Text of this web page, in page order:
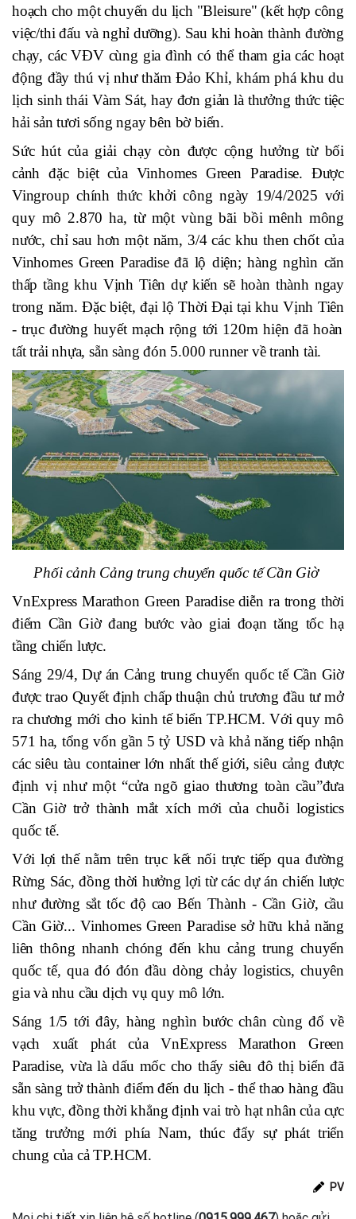
hoạch cho một chuyến du lịch "Bleisure" (kết hợp công
việc/thi đấu và nghỉ dưỡng). Sau khi hoàn thành đường
chạy, các VĐV cùng gia đình có thể tham gia các hoạt
động đầy thú vị như thăm Đảo Khỉ, khám phá khu du
lịch sinh thái Vàm Sát, hay đơn giản là thưởng thức tiệc
hải sản tươi sống ngay bên bờ biển.
Sức hút của giải chạy còn được cộng hưởng từ bối
cảnh đặc biệt của Vinhomes Green Paradise. Được
Vingroup chính thức khởi công ngày 19/4/2025 với
quy mô 2.870 ha, từ một vùng bãi bồi mênh mông
nước,chỉ sau hơn một năm, 3/4 các khu then chốt của
Vinhomes Green Paradise đã lộ diện;hàng nghìn căn
thấp tầng khu Vịnh Tiên dự kiến sẽ hoàn thành ngay
trong năm.Đặc biệt, đại lộ Thời Đại tại khu Vịnh Tiên
- trục đường huyết mạch rộng tới 120m hiện đã hoàn
tất trải nhựa,sẵn sàngđón 5.000 runner về tranh tài.
Phối cảnh Cảng trung chuyển quốc tế Cần Giờ
VnExpress Marathon Green Paradise diễn ra trong thời
điểm Cần Giờ đang bước vào giai đoạn tăng tốc hạ
tầng chiến lược.
Sáng 29/4, Dự án Cảng trung chuyển quốc tế Cần Giờ
được trao Quyết định chấp thuận chủ trương đầu tư mở
ra chương mới cho kinh tế biển TP.HCM.Với quy mô
571 ha, tổng vốn gần 5 tỷ USD và khả năng tiếp nhận
các siêu tàu container lớn nhất thế giới, siêu cảng được
định vị như một “cửa ngõ giao thương toàn cầu”đưa
Cần Giờ trở thành mắt xích mới của chuỗi logistics
quốc tế.
Với lợi thế nằm trên trục kết nối trực tiếp qua đường
Rừng Sác, đồng thời hưởng lợi từ các dự án chiến lược
như đường sắt tốc độ cao Bến Thành - Cần Giờ, cầu
Cần Giờ... Vinhomes Green Paradise sở hữu khả năng
liên thông nhanh chóng đến khu cảng trung chuyển
quốc tế, qua đó đón đầu dòng chảy logistics, chuyên
gia và nhu cầu dịch vụ quy mô lớn.
Sáng 1/5 tới đây, hàng nghìn bước chân cùng đổ về
vạch xuất phátcủaVnExpress Marathon Green
Paradise, vừa là dấu mốc cho thấy siêu đô thị biển đã
sẵn sàng trở thành điểm đến du lịch - thể thao hàng đầu
khu vực, đồng thời khẳng định vai trò hạt nhân của cực
tăng trưởng mới phía Nam, thúc đẩy sự phát triển
chung củacả TP.HCM.
PV